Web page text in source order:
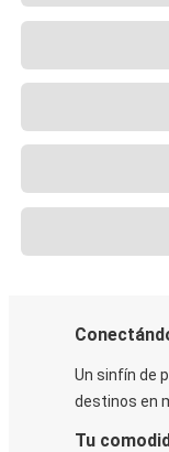
Un sinfín de
destinos en
Tu